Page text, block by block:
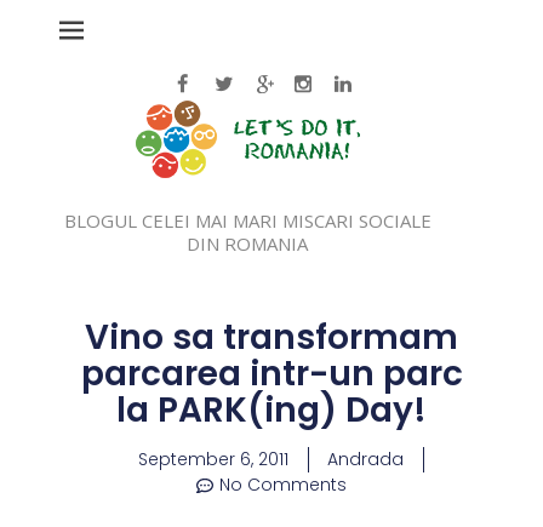
BLOGUL CELEI MAI MARI MISCARI SOCIALE
DIN ROMANIA
Vino sa transformam
parcarea intr-un parc
la PARK(ing) Day!
September 6, 2011
Andrada
No Comments